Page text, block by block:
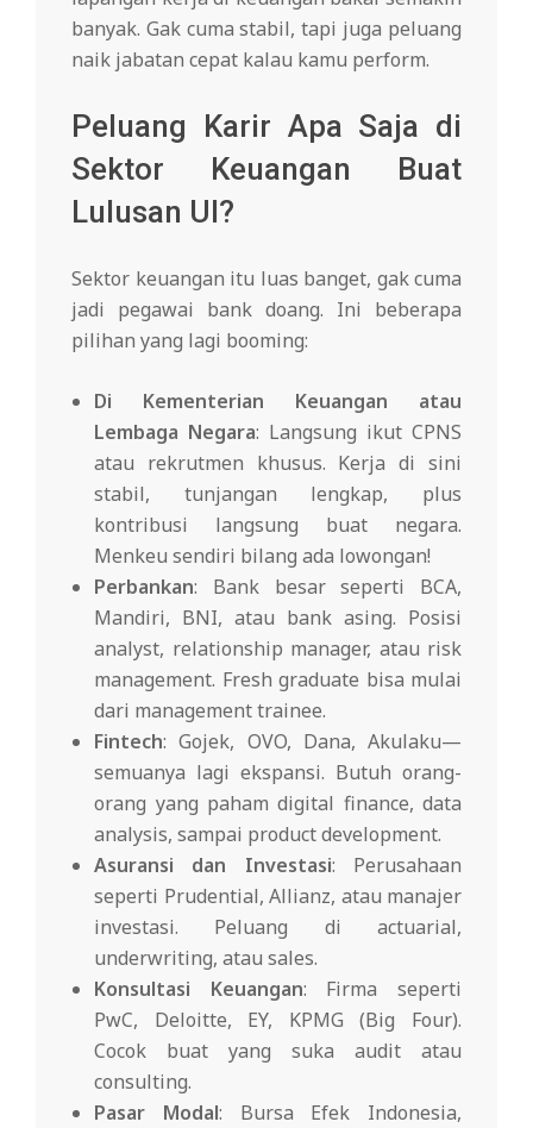
banyak. Gak cuma stabil, tapi juga peluang
naik jabatan cepat kalau kamu perform.
Peluang Karir Apa Saja di
Sektor Keuangan Buat
Lulusan UI?
Sektor keuangan itu luas banget, gak cuma
jadi pegawai bank doang. Ini beberapa
pilihan yang lagi booming:
Di Kementerian Keuangan atau
Lembaga Negara: Langsung ikut CPNS
atau rekrutmen khusus. Kerja di sini
stabil, tunjangan lengkap, plus
kontribusi langsung buat negara.
Menkeu sendiri bilang ada lowongan!
Perbankan: Bank besar seperti BCA,
Mandiri, BNI, atau bank asing. Posisi
analyst, relationship manager, atau risk
management. Fresh graduate bisa mulai
dari management trainee.
Fintech: Gojek, OVO, Dana, Akulaku—
semuanya lagi ekspansi. Butuh orang-
orang yang paham digital finance, data
analysis, sampai product development.
Asuransi dan Investasi: Perusahaan
seperti Prudential, Allianz, atau manajer
investasi. Peluang di actuarial,
underwriting, atau sales.
Konsultasi Keuangan: Firma seperti
PwC, Deloitte, EY, KPMG (Big Four).
Cocok buat yang suka audit atau
consulting.
Pasar Modal: Bursa Efek Indonesia,